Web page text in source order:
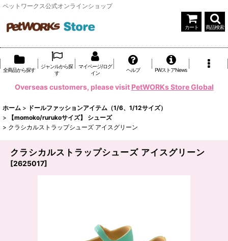
ペットワークス公式オンラインショップ
カート 商品検索
全商品から探す
ジャンルから探
す
マイページ/ログ
イン
ヘルプ PWストアNews
Overseas customers, please visit PetWORKs Store Global
ホーム > ドールファッションアイテム（1/6、1/12サイズ）
>
【momoko/rurukoサイズ】 シューズ
> クラシカルストラップシューズ アイスグリーン
クラシカルストラップシューズ アイスグリーン
[2625017]